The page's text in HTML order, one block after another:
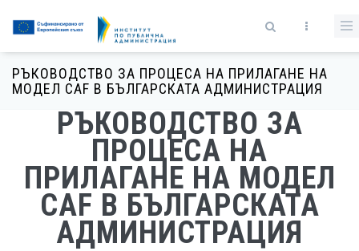
Форма за търсене
РЪКОВОДСТВО ЗА ПРОЦЕСА НА ПРИЛАГАНЕ НА
МОДЕЛ CAF В БЪЛГАРСКАТА АДМИНИСТРАЦИЯ
РЪКОВОДСТВО ЗА
ПРОЦЕСА НА
ПРИЛАГАНЕ НА МОДЕЛ
CAF В БЪЛГАРСКАТА
АДМИНИСТРАЦИЯ